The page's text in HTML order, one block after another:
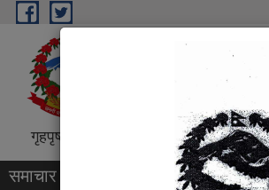
Skip to main content
बेसीशहर
गृहपृष्ठ वडा प्रोफाइल
समाचार